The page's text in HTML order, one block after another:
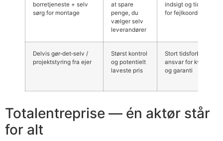
borretjeneste + selv
sørg for montage
at spare
penge, du
vælger selv
leverandører
indsigt og tid; risiko
for fejlkoordination
Delvis gør‑det‑selv /
projektstyring fra ejer
Størst kontrol
og potentielt
laveste pris
Stort tidsforbrug;
ansvar for kvalitet
og garanti
Totalentreprise — én aktør står
for alt